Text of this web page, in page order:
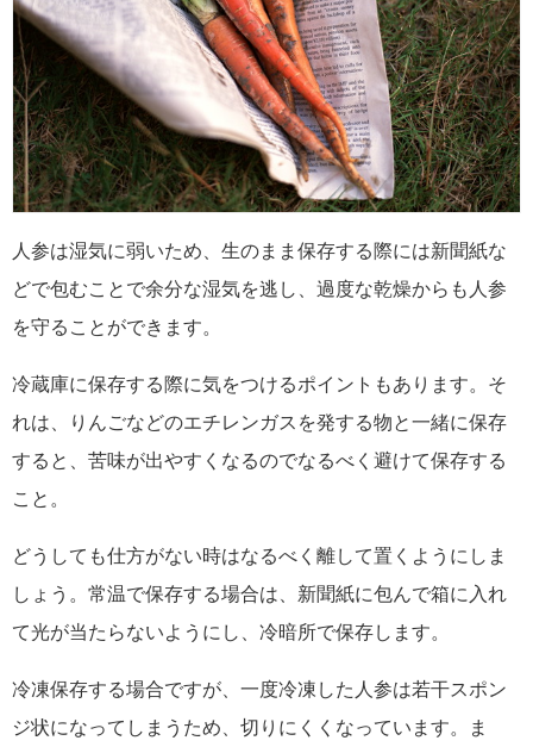
人参は湿気に弱いため、生のまま保存する際には新聞紙な
どで包むことで余分な湿気を逃し、過度な乾燥からも人参
を守ることができます。
冷蔵庫に保存する際に気をつけるポイントもあります。そ
れは、りんごなどのエチレンガスを発する物と一緒に保存
すると、苦味が出やすくなるのでなるべく避けて保存する
こと。
どうしても仕方がない時はなるべく離して置くようにしま
しょう。常温で保存する場合は、新聞紙に包んで箱に入れ
て光が当たらないようにし、冷暗所で保存します。
冷凍保存する場合ですが、一度冷凍した人参は若干スポン
ジ状になってしまうため、切りにくくなっています。ま